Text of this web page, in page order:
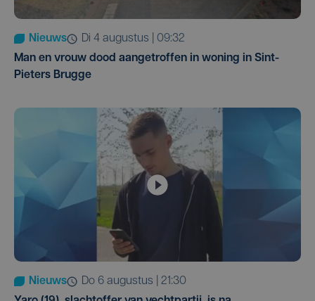
Nieuws
di 4 augustus | 09:32
Man en vrouw dood aangetroffen in woning in Sint-
Pieters Brugge
Nieuws
do 6 augustus | 21:30